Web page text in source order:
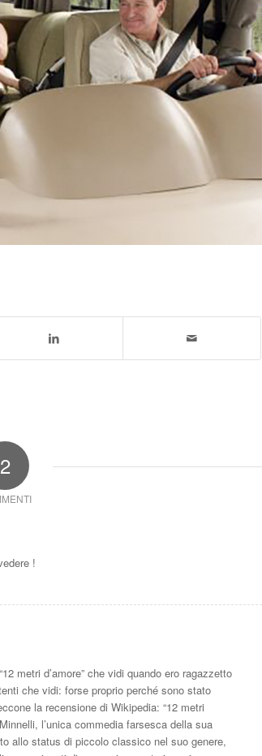
2
!
metri d’amore” che vidi quando ero ragazzetto
che vidi: forse proprio perché sono stato
la recensione di Wikipedia: “12 metri
l’unica commedia farsesca della sua
allo status di piccolo classico nel suo genere,